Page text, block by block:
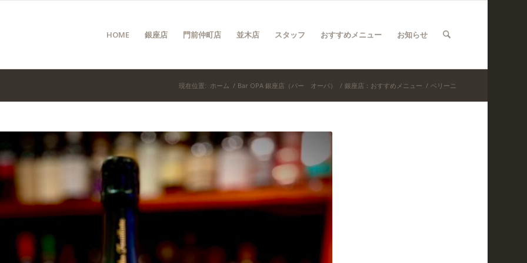
HOME 銀座店 門前仲町店 並木店 スタッフ おすすめメニュー お知らせ
現在位置: ホーム / Bar OPA 銀座店（バー オーパ） / 銀座店：おすすめメニュー / ベリーニ